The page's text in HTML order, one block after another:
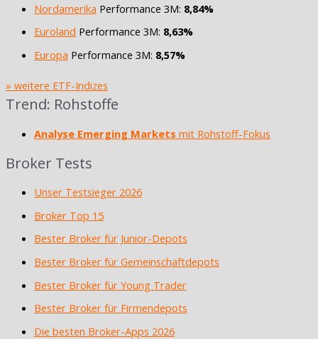
Nordamerika Performance 3M: 8,84%
Euroland Performance 3M: 8,63%
Europa Performance 3M: 8,57%
» weitere ETF-Indizes
Trend: Rohstoffe
Analyse Emerging Markets mit Rohstoff-Fokus
Broker Tests
Unser Testsieger 2026
Broker Top 15
Bester Broker für Junior-Depots
Bester Broker für Gemeinschaftdepots
Bester Broker für Young Trader
Bester Broker für Firmendepots
Die besten Broker-Apps 2026